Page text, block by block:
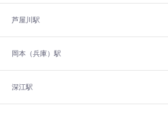
芦屋川駅
岡本（兵庫）駅
深江駅